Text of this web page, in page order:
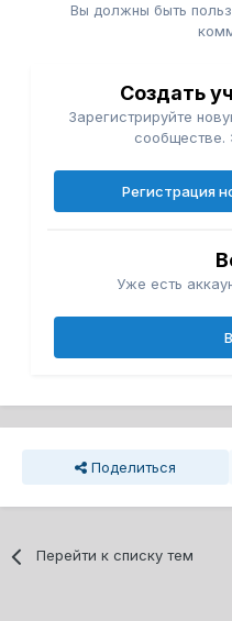
Вы должны быть
Создать
Зарегистрируйте
сообществе.
Регистрация
Уже есть
Поделиться
Перейти к списку тем